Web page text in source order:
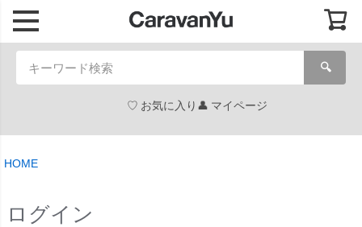
🔍
お気に入り マイページ
HOME
ログイン